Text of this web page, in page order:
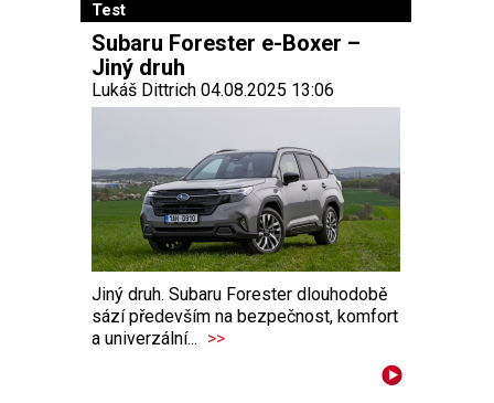
Test
Subaru Forester e-Boxer –
Jiný druh
Lukáš Dittrich 04.08.2025 13:06
Jiný druh. Subaru Forester dlouhodobě
sází především na bezpečnost, komfort
a univerzální... >>